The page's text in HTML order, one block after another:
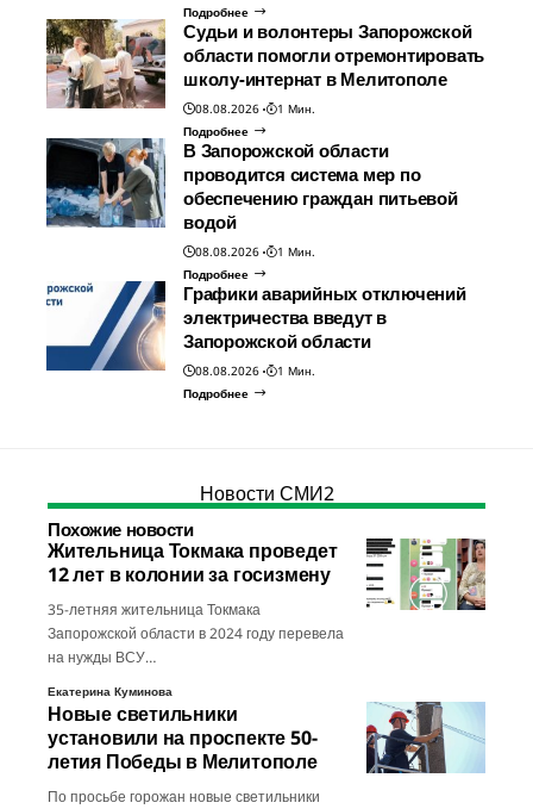
Подробнее
Судьи и волонтеры Запорожской
области помогли отремонтировать
школу-интернат в Мелитополе
08.08.2026
1 Мин.
Подробнее
В Запорожской области
проводится система мер по
обеспечению граждан питьевой
водой
08.08.2026
1 Мин.
Подробнее
Графики аварийных отключений
электричества введут в
Запорожской области
08.08.2026
1 Мин.
Подробнее
Новости СМИ2
Похожие новости
Жительница Токмака проведет
12 лет в колонии за госизмену
35-летняя жительница Токмака
Запорожской области в 2024 году перевела
на нужды ВСУ…
Екатерина Куминова
Новые светильники
установили на проспекте 50-
летия Победы в Мелитополе
По просьбе горожан новые светильники